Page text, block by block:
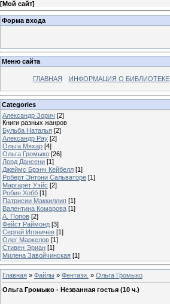
[Мой сайт]
Форма входа
Меню сайта
ГЛАВНАЯ ИНФОРМАЦИЯ О БИБЛИОТЕКЕ
Categories
Александр Зорич [2]
Книги разных жанров
Бульба Наталья [2]
Александр Рау [2]
Ольга Мяхар [4]
Ольга Громыко [26]
Лорд Дансени [1]
Джеймс Брэнч Кейбелл [1]
Роберт Энтони Сальваторе [1]
Маргарет Уэйс [2]
Робин Хобб [1]
Патрисии Маккиллип [1]
Валентина Комарова [1]
А. Попов [2]
Фейст Раймонд [3]
Сергей Игоничев [1]
Олег Маркелов [1]
Стивен Эриан [1]
Милена Завойчинская [1]
Главная » Файлы » Фентази. » Ольга Громыко
Ольга Громыко - Незванная гостья (10 ч.)